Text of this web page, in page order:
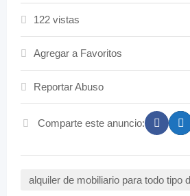
122 vistas
Agregar a Favoritos
Reportar Abuso
Comparte este anuncio:
alquiler de mobiliario para todo tipo